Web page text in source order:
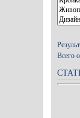
Всего